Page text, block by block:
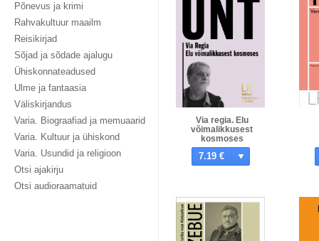
Põnevus ja krimi
Rahvakultuur maailm
Reisikirjad
Sõjad ja sõdade ajalugu
Ühiskonnateadused
Ulme ja fantaasia
Väliskirjandus
Varia. Biograafiad ja memuaarid
Varia. Kultuur ja ühiskond
Varia. Usundid ja religioon
Otsi ajakirju
Otsi audioraamatuid
Via regia. Elu
võimalikkusest
kosmoses
7.19 €